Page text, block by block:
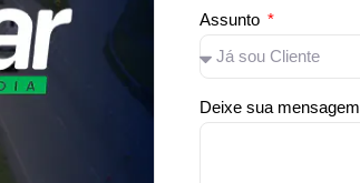
Assunto
Deixe sua mensagem